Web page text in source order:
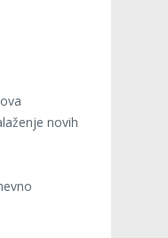
novih